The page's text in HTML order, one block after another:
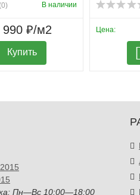
дополнительного
при ходьбе;
кухни, ванной комнаты и
В наличии
990 ₽/м2
Купить
Цена:
Пн—Вс 10:00—18:00